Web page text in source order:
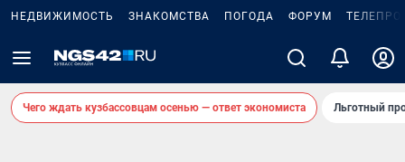
НЕДВИЖИМОСТЬ ЗНАКОМСТВА ПОГОДА ФОРУМ
Чего ждать кузбассовцам осенью — ответ экономиста Льготный